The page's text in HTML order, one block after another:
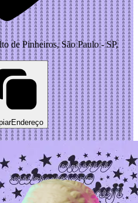
de Pinheiros, São Paulo - SP,
Endereço